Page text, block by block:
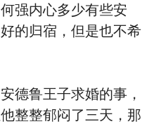
强内心多少有些安
的归宿，但是也不希
德鲁王子求婚的事，
整整郁闷了三天，那